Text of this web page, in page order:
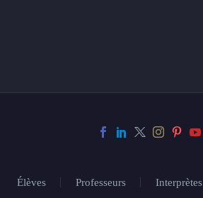
Élèves Professeurs Interprètes